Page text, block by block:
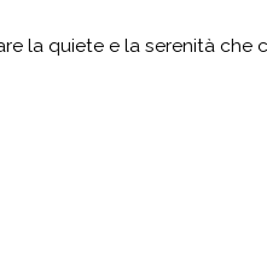
la quiete e la serenità che